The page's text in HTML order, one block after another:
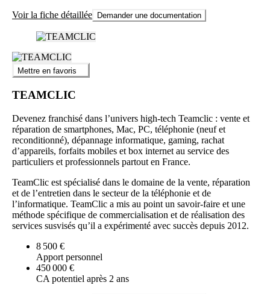
Voir la fiche détaillée Demander une documentation
Mettre en favoris
TEAMCLIC
Devenez franchisé dans l’univers high-tech Teamclic : vente et
réparation de smartphones, Mac, PC, téléphonie (neuf et
reconditionné), dépannage informatique, gaming, rachat
d’appareils, forfaits mobiles et box internet au service des
particuliers et professionnels partout en France.
TeamClic est spécialisé dans le domaine de la vente, réparation
et de l’entretien dans le secteur de la téléphonie et de
l’informatique. TeamClic a mis au point un savoir-faire et une
méthode spécifique de commercialisation et de réalisation des
services susvisés qu’il a expérimenté avec succès depuis 2012.
8 500 €
Apport personnel
450 000 €
CA potentiel après 2 ans